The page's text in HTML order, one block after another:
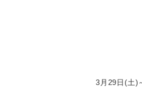
3月29日(土)